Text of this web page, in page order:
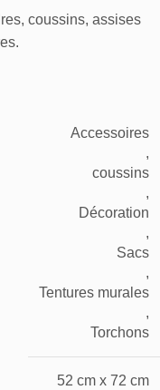
coussins, assises
Accessoires
,
coussins
,
Décoration
,
Sacs
,
Tentures murales
,
Torchons
52 cm x 72 cm